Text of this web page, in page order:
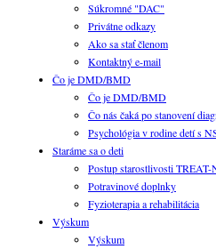
Súkromné "DAC"
Privátne odkazy
Ako sa stať členom
Kontaktný e-mail
Čo je DMD/BMD
Čo je DMD/BMD
Čo nás čaká po stanovení
Psychológia v rodine detí s
Staráme sa o deti
Postup starostlivosti
Potravinové doplnky
Fyzioterapia a rehabilitácia
Výskum
Výskum